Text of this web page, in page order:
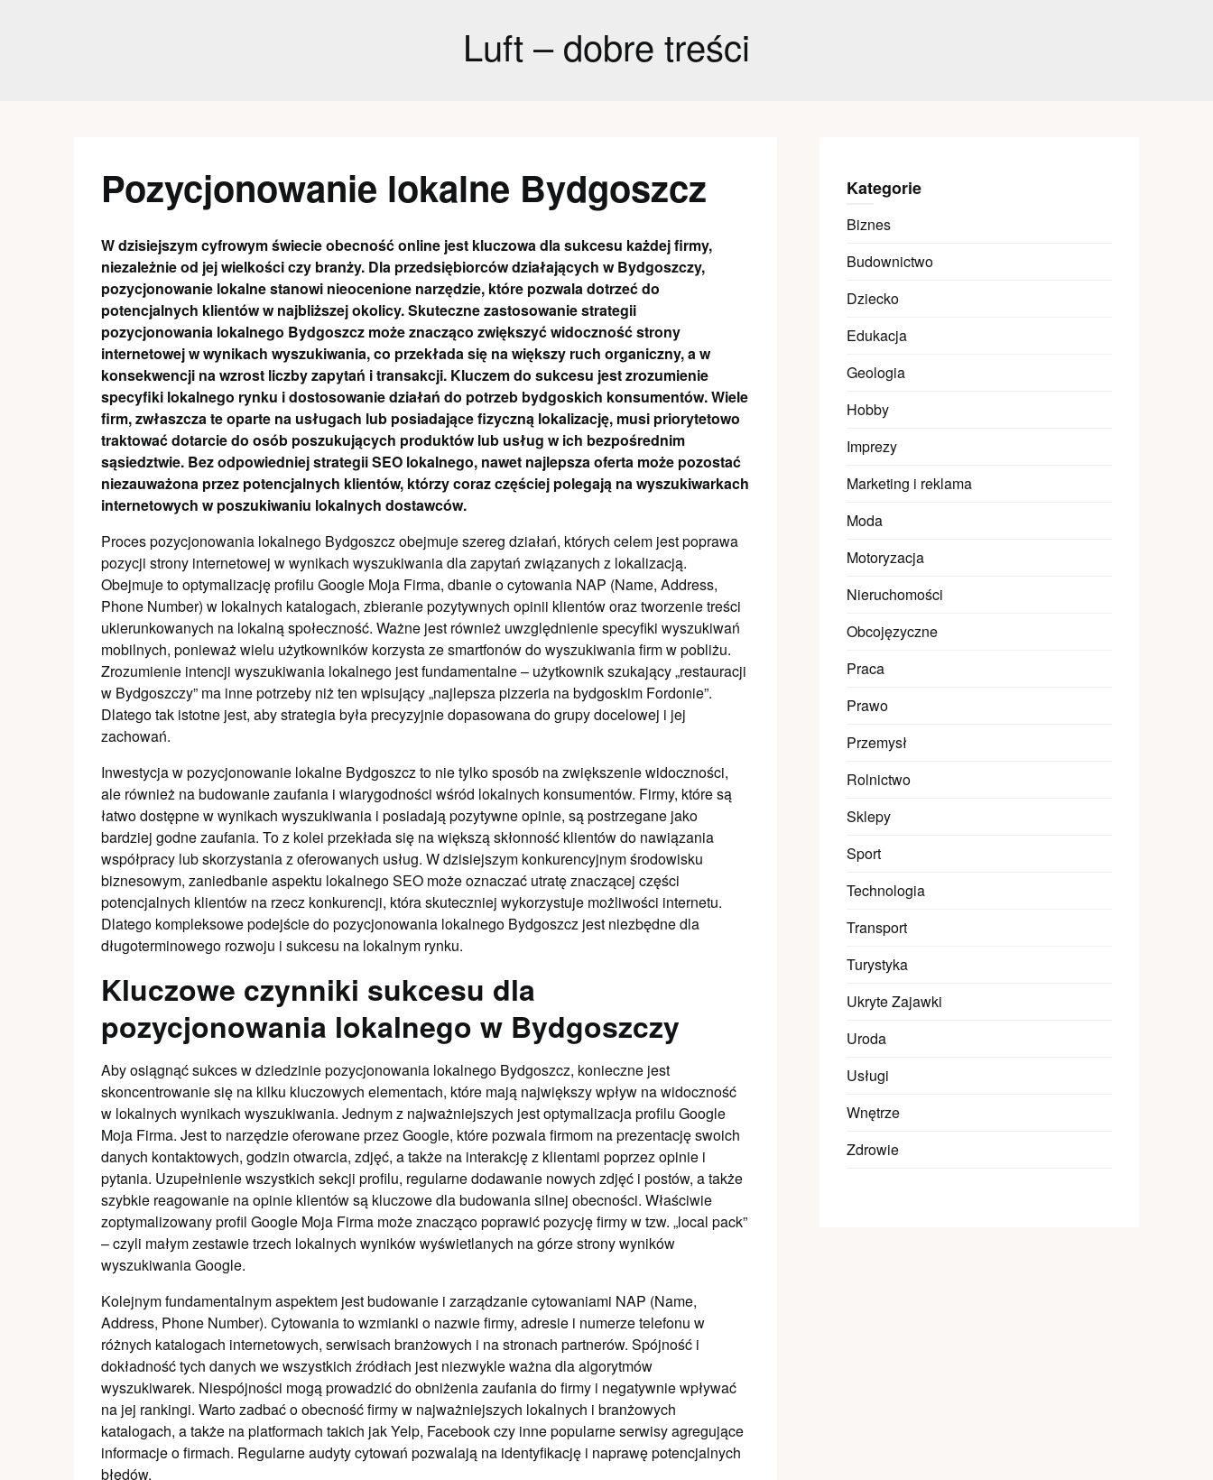
Luft – dobre treści
Pozycjonowanie lokalne Bydgoszcz
W dzisiejszym cyfrowym świecie obecność online jest kluczowa dla sukcesu każdej firmy,
niezależnie od jej wielkości czy branży. Dla przedsiębiorców działających w Bydgoszczy,
pozycjonowanie lokalne stanowi nieocenione narzędzie, które pozwala dotrzeć do
potencjalnych klientów w najbliższej okolicy. Skuteczne zastosowanie strategii
pozycjonowania lokalnego Bydgoszcz może znacząco zwiększyć widoczność strony
internetowej w wynikach wyszukiwania, co przekłada się na większy ruch organiczny, a w
konsekwencji na wzrost liczby zapytań i transakcji. Kluczem do sukcesu jest zrozumienie
specyfiki lokalnego rynku i dostosowanie działań do potrzeb bydgoskich konsumentów. Wiele
firm, zwłaszcza te oparte na usługach lub posiadające fizyczną lokalizację, musi priorytetowo
traktować dotarcie do osób poszukujących produktów lub usług w ich bezpośrednim
sąsiedztwie. Bez odpowiedniej strategii SEO lokalnego, nawet najlepsza oferta może pozostać
niezauważona przez potencjalnych klientów, którzy coraz częściej polegają na wyszukiwarkach
internetowych w poszukiwaniu lokalnych dostawców.
Proces pozycjonowania lokalnego Bydgoszcz obejmuje szereg działań, których celem jest poprawa
pozycji strony internetowej w wynikach wyszukiwania dla zapytań związanych z lokalizacją.
Obejmuje to optymalizację profilu Google Moja Firma, dbanie o cytowania NAP (Name, Address,
Phone Number) w lokalnych katalogach, zbieranie pozytywnych opinii klientów oraz tworzenie treści
ukierunkowanych na lokalną społeczność. Ważne jest również uwzględnienie specyfiki wyszukiwań
mobilnych, ponieważ wielu użytkowników korzysta ze smartfonów do wyszukiwania firm w pobliżu.
Zrozumienie intencji wyszukiwania lokalnego jest fundamentalne – użytkownik szukający „restauracji
w Bydgoszczy” ma inne potrzeby niż ten wpisujący „najlepsza pizzeria na bydgoskim Fordonie”.
Dlatego tak istotne jest, aby strategia była precyzyjnie dopasowana do grupy docelowej i jej
zachowań.
Inwestycja w pozycjonowanie lokalne Bydgoszcz to nie tylko sposób na zwiększenie widoczności,
ale również na budowanie zaufania i wiarygodności wśród lokalnych konsumentów. Firmy, które są
łatwo dostępne w wynikach wyszukiwania i posiadają pozytywne opinie, są postrzegane jako
bardziej godne zaufania. To z kolei przekłada się na większą skłonność klientów do nawiązania
współpracy lub skorzystania z oferowanych usług. W dzisiejszym konkurencyjnym środowisku
biznesowym, zaniedbanie aspektu lokalnego SEO może oznaczać utratę znaczącej części
potencjalnych klientów na rzecz konkurencji, która skuteczniej wykorzystuje możliwości internetu.
Dlatego kompleksowe podejście do pozycjonowania lokalnego Bydgoszcz jest niezbędne dla
długoterminowego rozwoju i sukcesu na lokalnym rynku.
Kluczowe czynniki sukcesu dla
pozycjonowania lokalnego w Bydgoszczy
Aby osiągnąć sukces w dziedzinie pozycjonowania lokalnego Bydgoszcz, konieczne jest
skoncentrowanie się na kilku kluczowych elementach, które mają największy wpływ na widoczność
w lokalnych wynikach wyszukiwania. Jednym z najważniejszych jest optymalizacja profilu Google
Moja Firma. Jest to narzędzie oferowane przez Google, które pozwala firmom na prezentację swoich
danych kontaktowych, godzin otwarcia, zdjęć, a także na interakcję z klientami poprzez opinie i
pytania. Uzupełnienie wszystkich sekcji profilu, regularne dodawanie nowych zdjęć i postów, a także
szybkie reagowanie na opinie klientów są kluczowe dla budowania silnej obecności. Właściwie
zoptymalizowany profil Google Moja Firma może znacząco poprawić pozycję firmy w tzw. „local pack”
– czyli małym zestawie trzech lokalnych wyników wyświetlanych na górze strony wyników
wyszukiwania Google.
Kolejnym fundamentalnym aspektem jest budowanie i zarządzanie cytowaniami NAP (Name,
Address, Phone Number). Cytowania to wzmianki o nazwie firmy, adresie i numerze telefonu w
różnych katalogach internetowych, serwisach branżowych i na stronach partnerów. Spójność i
dokładność tych danych we wszystkich źródłach jest niezwykle ważna dla algorytmów
wyszukiwarek. Niespójności mogą prowadzić do obniżenia zaufania do firmy i negatywnie wpływać
na jej rankingi. Warto zadbać o obecność firmy w najważniejszych lokalnych i branżowych
katalogach, a także na platformach takich jak Yelp, Facebook czy inne popularne serwisy agregujące
informacje o firmach. Regularne audyty cytowań pozwalają na identyfikację i naprawę potencjalnych
błędów.
Kategorie
Biznes
Budownictwo
Dziecko
Edukacja
Geologia
Hobby
Imprezy
Marketing i reklama
Moda
Motoryzacja
Nieruchomości
Obcojęzyczne
Praca
Prawo
Przemysł
Rolnictwo
Sklepy
Sport
Technologia
Transport
Turystyka
Ukryte Zajawki
Uroda
Usługi
Wnętrze
Zdrowie